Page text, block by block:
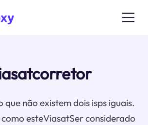
que não existem dois isps iguais.
esteViasatSer considerado